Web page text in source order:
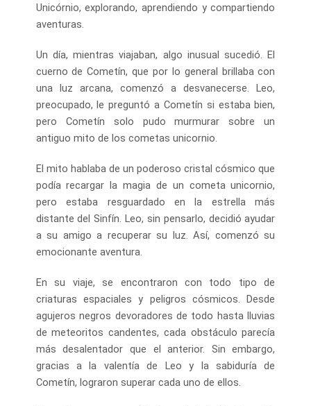
Unicórnio, explorando, aprendiendo y compartiendo
aventuras.
Un día, mientras viajaban, algo inusual sucedió. El
cuerno de Cometín, que por lo general brillaba con
una luz arcana, comenzó a desvanecerse. Leo,
preocupado, le preguntó a Cometín si estaba bien,
pero Cometín solo pudo murmurar sobre un
antiguo mito de los cometas unicornio.
El mito hablaba de un poderoso cristal cósmico que
podía recargar la magia de un cometa unicornio,
pero estaba resguardado en la estrella más
distante del Sinfín. Leo, sin pensarlo, decidió ayudar
a su amigo a recuperar su luz. Así, comenzó su
emocionante aventura.
En su viaje, se encontraron con todo tipo de
criaturas espaciales y peligros cósmicos. Desde
agujeros negros devoradores de todo hasta lluvias
de meteoritos candentes, cada obstáculo parecía
más desalentador que el anterior. Sin embargo,
gracias a la valentía de Leo y la sabiduría de
Cometín, lograron superar cada uno de ellos.